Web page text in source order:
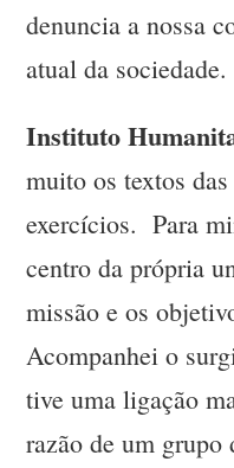
denuncia a nossa
atual da sociedade.
Instituto
muito os textos
exercícios. Para
centro da própria
missão e os
Acompanhei o
tive uma ligação
razão de um grupo